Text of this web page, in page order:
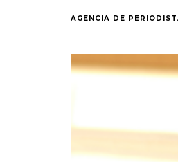
AGENCIA DE